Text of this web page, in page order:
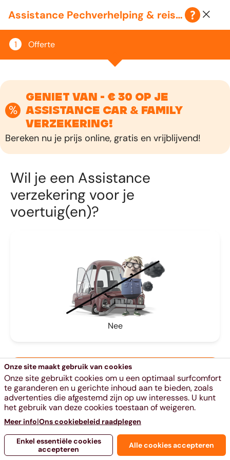
Klantenzone
Assistance Pechverhelping & reisbijstand
Offerte
%
GENIET VAN - € 30 OP JE
ASSISTANCE CAR & FAMILY
VERZEKERING!
Bereken nu je prijs online, gratis en vrijblijvend!
Wil je een Assistance
verzekering voor je
voertuig(en)?
Nee
Ja
Onze site maakt gebruik van cookies
Onze site gebruikt cookies om u een optimaal surfcomfort
te garanderen en u gerichte inhoud aan te bieden, zoals
advertenties die afgestemd zijn op uw interesses. U kunt
het gebruik van deze cookies toestaan of weigeren.
Alle cookies accepteren
Enkel essentiële cookies
accepteren
Meer info|Ons cookiebeleid raadplegen